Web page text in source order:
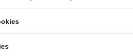
und verhindert ein
und schützt die Kontakte